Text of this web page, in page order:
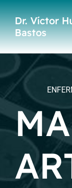
Skip
to
content
Dr. Víctor
Bastos
Home
Especialidades
Publicaciones